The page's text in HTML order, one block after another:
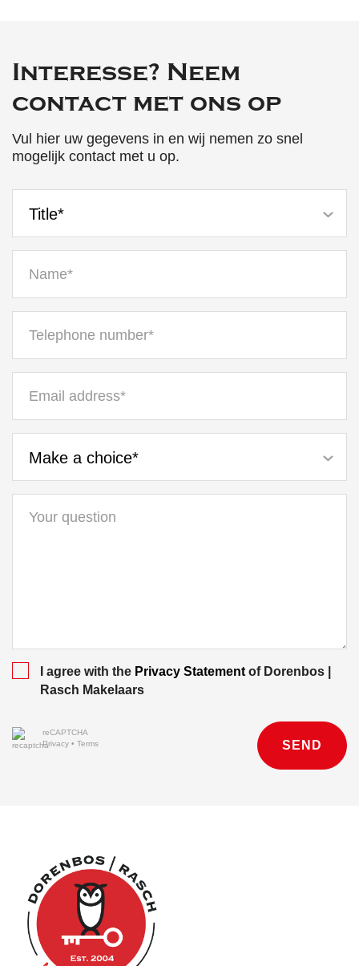
Interesse? Neem
contact met ons op
Vul hier uw gegevens in en wij nemen zo snel
mogelijk contact met u op.
Title*
Make a choice*
I agree with the Privacy Statement of Dorenbos |
Rasch Makelaars
reCAPTCHA
Privacy • Terms SEND